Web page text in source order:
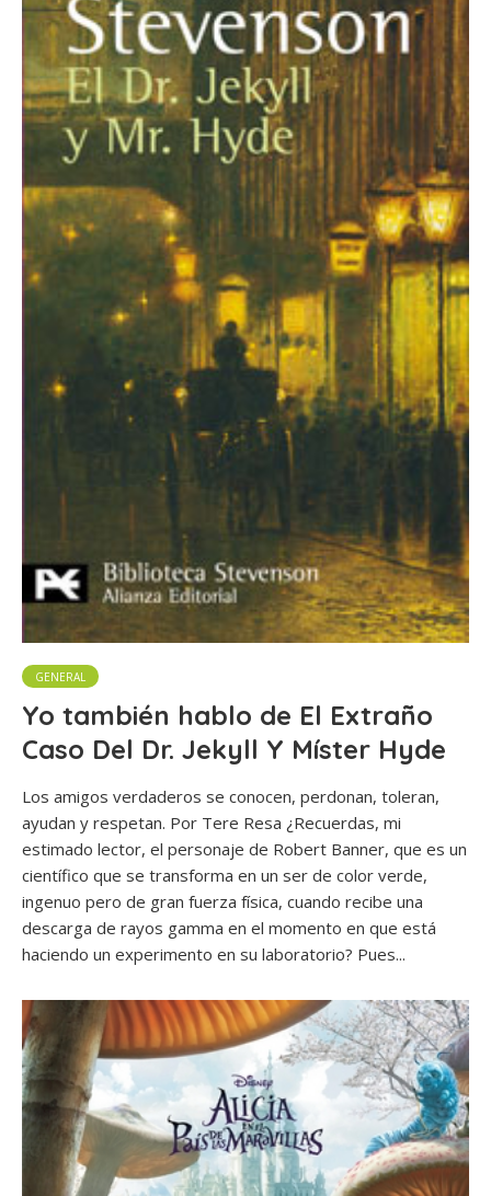
GENERAL
Yo también hablo de El Extraño
Caso Del Dr. Jekyll Y Míster Hyde
Los amigos verdaderos se conocen, perdonan, toleran,
ayudan y respetan. Por Tere Resa ¿Recuerdas, mi
estimado lector, el personaje de Robert Banner, que es un
científico que se transforma en un ser de color verde,
ingenuo pero de gran fuerza física, cuando recibe una
descarga de rayos gamma en el momento en que está
haciendo un experimento en su laboratorio? Pues...